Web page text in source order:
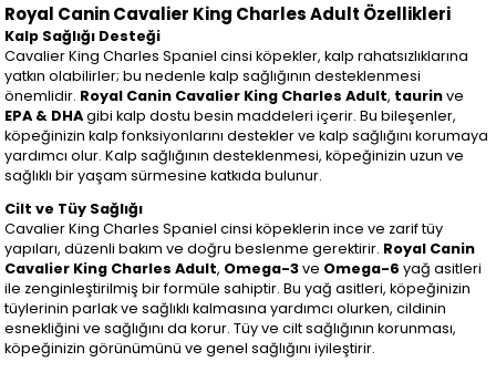
Royal Canin Cavalier King Charles Adult Özellikleri
Kalp Sağlığı Desteği
Cavalier King Charles Spaniel cinsi köpekler, kalp rahatsızlıklarına
yatkın olabilirler; bu nedenle kalp sağlığının desteklenmesi
önemlidir. Royal Canin Cavalier King Charles Adult, taurinve
EPA & DHAgibi kalp dostu besin maddeleri içerir. Bu bileşenler,
köpeğinizin kalp fonksiyonlarını destekler ve kalp sağlığını korumaya
yardımcı olur. Kalp sağlığının desteklenmesi, köpeğinizin uzun ve
sağlıklı bir yaşam sürmesine katkıda bulunur.
Cilt ve Tüy Sağlığı
Cavalier King Charles Spaniel cinsi köpeklerin ince ve zarif tüy
yapıları, düzenli bakım ve doğru beslenme gerektirir. Royal Canin
Cavalier King Charles Adult, Omega-3ve Omega-6 yağ asitleri
ile zenginleştirilmiş bir formüle sahiptir. Bu yağ asitleri, köpeğinizin
tüylerinin parlak ve sağlıklı kalmasına yardımcı olurken, cildinin
esnekliğini ve sağlığını da korur. Tüy ve cilt sağlığının korunması,
köpeğinizin görünümünü ve genel sağlığını iyileştirir.